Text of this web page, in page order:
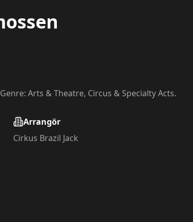
Arts & Theatre, Circus & Specialty Acts.
Arrangör
Cirkus Brazil Jack